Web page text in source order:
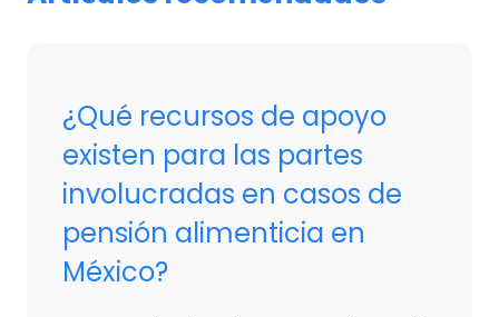
¿Qué recursos de apoyo
existen para las partes
involucradas en casos de
pensión alimenticia en
México?